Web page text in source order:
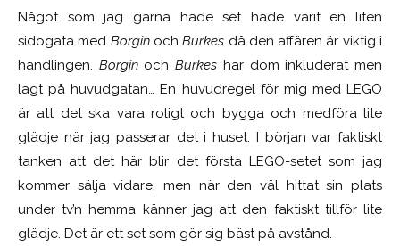
Något som jag gärna hade set hade varit en liten
sidogata med BorginochBurkes då den affären är viktig i
handlingen. BorginochBurkes har dom inkluderat men
lagt på huvudgatan… En huvudregel för mig med LEGO
är att det ska vara roligt och bygga och medföra lite
glädje när jag passerar det i huset. I början var faktiskt
tanken att det här blir det första LEGO-setet som jag
kommer sälja vidare, men när den väl hittat sin plats
under tv’n hemma känner jag att den faktiskt tillför lite
glädje. Det är ett set som gör sig bäst på avstånd.